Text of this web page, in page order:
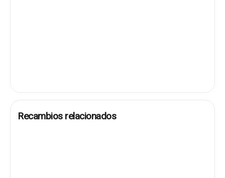
Recambios relacionados